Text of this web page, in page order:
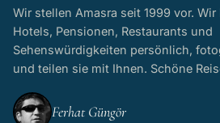
Wir stellen Amasra seit 1999 vor. Wir
Hotels, Pensionen, Restaurants und
Sehenswürdigkeiten persönlich,
und teilen sie mit Ihnen. Schöne
Ferhat Güngör